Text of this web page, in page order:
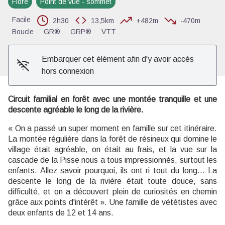
Voir l'image en plein écran
Facile 2h30 13,5km +482m
-470m
Boucle
GR® GRP® VTT
Embarquer cet élément afin d'y avoir accès
hors connexion
Circuit familial en forêt avec une montée tranquille et une
descente agréable le long de la rivière.
« On a passé un super moment en famille sur cet itinéraire.
La montée régulière dans la forêt de résineux qui domine le
village était agréable, on était au frais, et la vue sur la
cascade de la Pisse nous a tous impressionnés, surtout les
enfants. Allez savoir pourquoi, ils ont ri tout du long... La
descente le long de la rivière était toute douce, sans
difficulté, et on a découvert plein de curiosités en chemin
grâce aux points d'intérêt ». Une famille de vététistes avec
deux enfants de 12 et 14 ans.